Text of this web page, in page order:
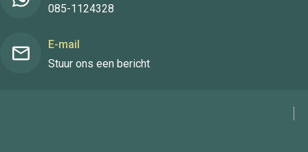
085-1124328
E-mail
Stuur ons een bericht